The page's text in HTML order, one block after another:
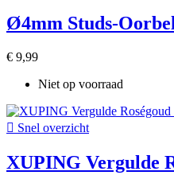
Ø4mm Studs-
€ 9,99
Niet op voorraad
 Snel overzicht
XUPING Vergulde